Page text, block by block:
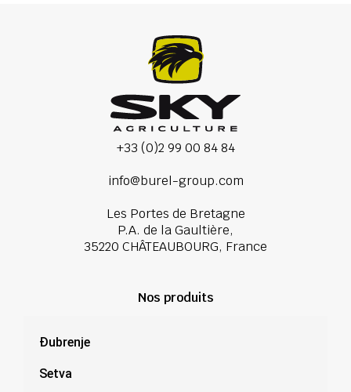
+33 (0)2 99 00 84 84
info@burel-group.com
Les Portes de Bretagne
P.A. de la Gaultière,
35220 CHÂTEAUBOURG, France
Nos produits
Đubrenje
Setva